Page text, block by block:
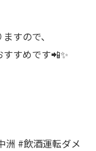
すので、
すめです📲✨
洲 #飲酒運転ダメ